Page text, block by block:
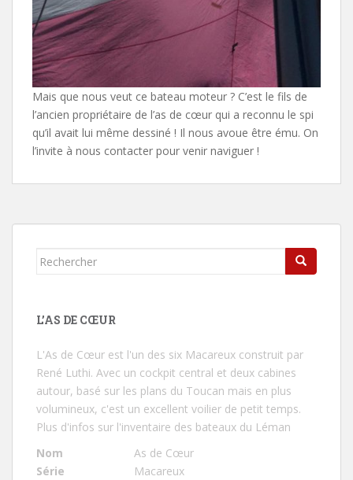
Mais que nous veut ce bateau moteur ? C’est le fils de
l’ancien propriétaire de l’as de cœur qui a reconnu le spi
qu’il avait lui même dessiné ! Il nous avoue être ému. On
l’invite à nous contacter pour venir naviguer !
Rechercher...
L’AS DE CŒUR
L'As de Cœur est l'un des six Macareux construit par
René Luthi. Avec un cockpit central et deux cabines
autour, basé sur les plans du Toucan mais en plus
volumineux, c'est un excellent voilier de petit temps.
Plus d'infos sur l'inventaire des bateaux du Léman
Nom
As de Cœur
Série
Macareux